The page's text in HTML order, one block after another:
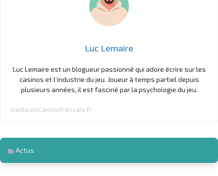
Luc Lemaire
Luc Lemaire est un blogueur passionné qui adore écrire sur les
casinos et l’industrie du jeu. Joueur à temps partiel depuis
plusieurs années, il est fasciné par la psychologie du jeu.
meilleurscasinofrancais.fr
Actus